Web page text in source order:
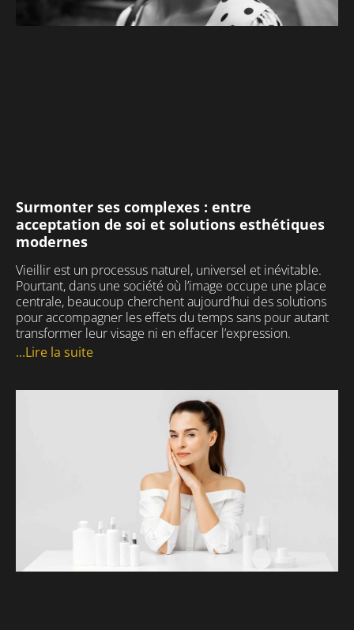
Surmonter ses complexes : entre
acceptation de soi et solutions esthétiques
modernes
Vieillir est un processus naturel, universel et inévitable.
Pourtant, dans une société où l’image occupe une place
centrale, beaucoup cherchent aujourd’hui des solutions
pour accompagner les effets du temps sans pour autant
transformer leur visage ni en effacer l’expression.
...Lire la suite